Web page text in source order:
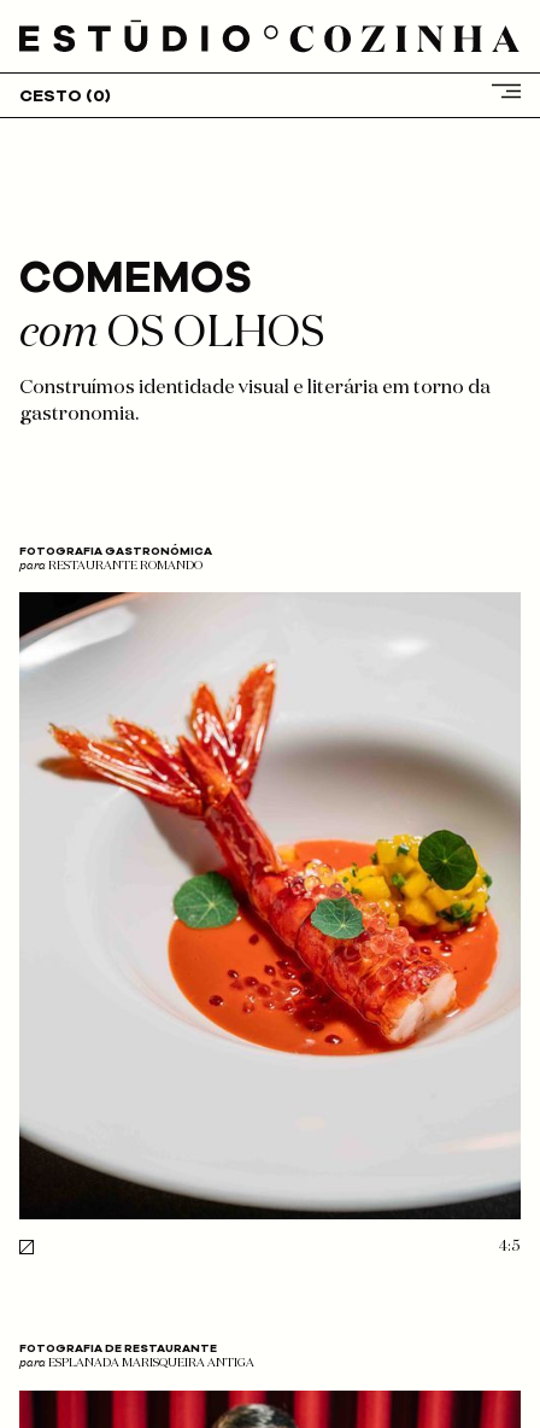
CESTO (0)
HOME
SERVIÇOS
PROJETOS
BLOG
COMEMOS
com OS OLHOS
Construímos identidade visual e literária em torno da
gastronomia.
FOTOGRAFIA GASTRONÓMICA
para RESTAURANTE ROMANDO
4:5
FOTOGRAFIA DE RESTAURANTE
para ESPLANADA MARISQUEIRA ANTIGA